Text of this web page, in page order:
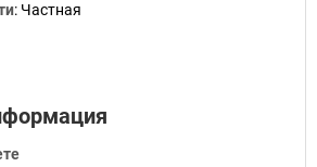
: Частная